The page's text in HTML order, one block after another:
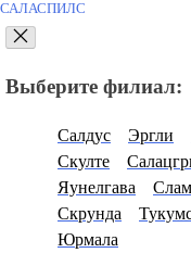
САЛАСПИЛС
Выберите филиал:
Салдус Эргли
Скулте
Яунелгава
Скрунда
Юрмала